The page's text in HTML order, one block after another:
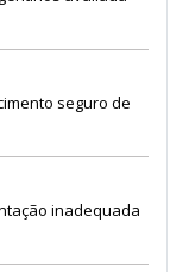
seguro de
inadequada